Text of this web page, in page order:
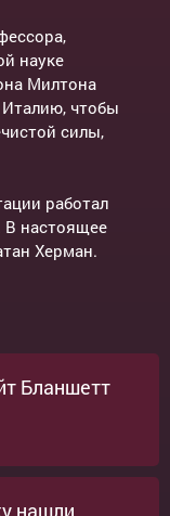
науке
Милтона
чтобы
силы,
работал
В настоящее
Херман.
Бланшетт
нашли